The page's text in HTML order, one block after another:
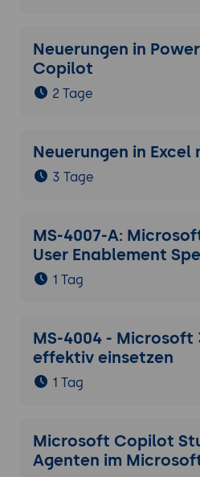
Neuerungen in
Copilot
2 Tage
Neuerungen in
3 Tage
MS-4007-A:
User Enablement
1 Tag
MS-4004 -
effektiv einsetzen
1 Tag
Microsoft Copilot
Agenten im